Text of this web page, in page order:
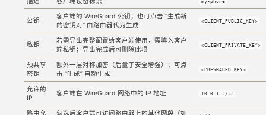
my-phone
公钥
客户端的 WireGuard 公钥；也可点击 “生成新
的密钥对” 由路由器代为生成
<CLIENT_PUBLIC_KEY>
私钥
若需导出完整配置给客户端使用，需填入客户
端私钥；导出完成后可删除此项
<CLIENT_PRIVATE_KEY>
预共享
密钥
额外一层对称加密（后量子安全增强）；可点
击 “生成” 自动生成
<PRESHARED_KEY>
允许的
IP
客户端在 WireGuard 网络中的 IP 地址 10.0.1.2/32